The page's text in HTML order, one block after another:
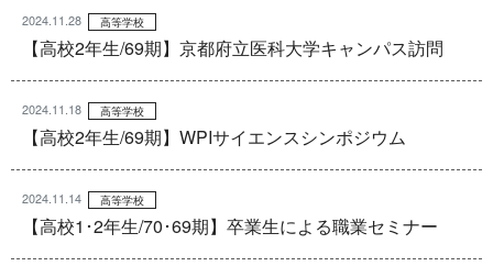
2024.11.28 高等学校
【高校2年生/69期】京都府立医科大学キャンパス訪問
2024.11.18 高等学校
【高校2年生/69期】WPIサイエンスシンポジウム
2024.11.14 高等学校
【高校1･2年生/70･69期】卒業生による職業セミナー